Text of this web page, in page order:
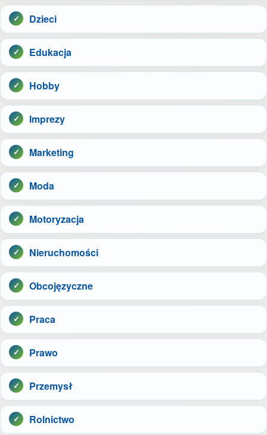
Dzieci
Edukacja
Hobby
Imprezy
Marketing
Moda
Motoryzacja
Nieruchomości
Obcojęzyczne
Praca
Prawo
Przemysł
Rolnictwo